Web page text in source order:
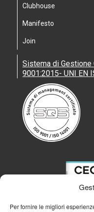
Per fornire le migliori
Clubhouse
Manifesto
Join
Sistema di Gestione
9001:2015- UNI EN